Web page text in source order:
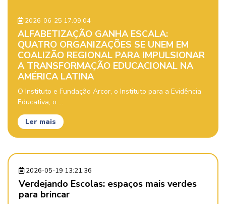
2026-06-25 17:09:04
ALFABETIZAÇÃO GANHA ESCALA:
QUATRO ORGANIZAÇÕES SE UNEM EM
COALIZÃO REGIONAL PARA IMPULSIONAR
A TRANSFORMAÇÃO EDUCACIONAL NA
AMÉRICA LATINA
O Instituto e Fundação Arcor, o Instituto para a Evidência
Educativa, o ...
Ler mais
2026-05-19 13:21:36
Verdejando Escolas: espaços mais verdes
para brincar